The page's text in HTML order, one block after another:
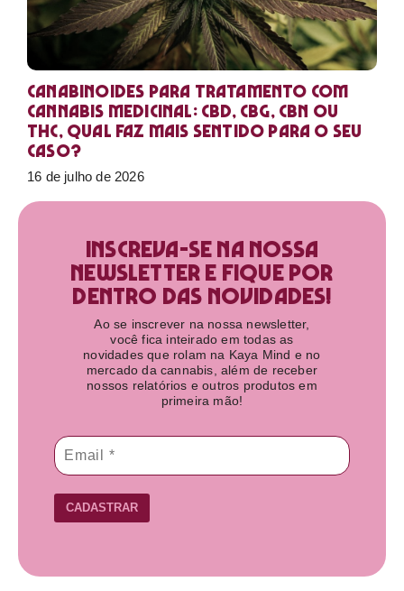
Canabinoides para tratamento com
cannabis medicinal: CBD, CBG, CBN ou
THC, qual faz mais sentido para o seu
caso?
16 de julho de 2026
Inscreva-se na nossa
newsletter e fique por
dentro das novidades!​
Ao se inscrever na nossa newsletter,
você fica inteirado em todas as
novidades que rolam na Kaya Mind e no
mercado da cannabis, além de receber
nossos relatórios e outros produtos em
primeira mão!
CADASTRAR